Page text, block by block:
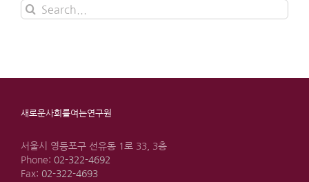
Search
for:
새로운사회를여는연구원
서울시 영등포구 선유동 1로 33, 3층
Phone: 02-322-4692
Fax: 02-322-4693